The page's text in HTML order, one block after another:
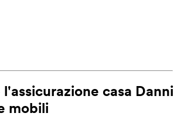
casa Danni
mobili